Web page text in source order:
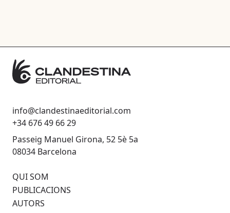
info@clandestinaeditorial.com
+34 676 49 66 29
Passeig Manuel Girona, 52 5è 5a
08034 Barcelona
QUI SOM
PUBLICACIONS
AUTORS